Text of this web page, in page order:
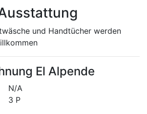
und Handtücher werden
El Alpende
N/A
3 P